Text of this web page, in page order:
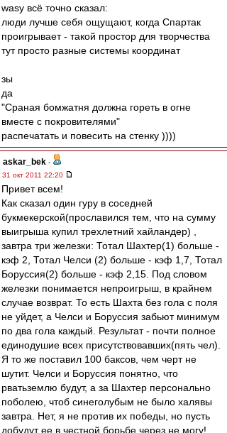
wasy всё точно сказал:
люди лучше себя ощущают, когда Спартак
проигрывает - такой простор для творчества
тут просто разные системы координат
зы
да
"Сраная бомжатня должна гореть в огне
вместе с покровителями"
распечатать и повесить на стенку ))))
askar_bek -
31 окт 2011 22:20
Привет всем!
Как сказал один гуру в соседней
букмекерской(прославился тем, что на сумму
выигрыша купил трехлетний хайландер) ,
завтра три железки: Тотал Шахтер(1) больше -
кэф 2, Тотал Челси (2) больше - кэф 1,7, Тотал
Боруссия(2) больше - кэф 2,15. Под словом
железки понимается непроигрыш, в крайнем
случае возврат. То есть Шахта без гола с поля
не уйдет, а Челси и Боруссия забьют минимум
по два гола каждый. Результат - почти полное
единодушие всех присутствовавших(пять чел).
Я то же поставил 100 баксов, чем черт не
шутит. Челси и Боруссия понятно, что
рватьземлю будут, а за Шахтер персонально
поболею, чтоб синеголубым не было халявы
завтра. Нет, я не против их победы, но пусть
добудут ее в честной борьбе через не могу!